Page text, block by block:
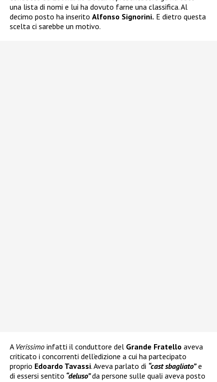
una lista di nomi e lui ha dovuto farne una classifica. Al
decimo posto ha inserito Alfonso Signorini. E dietro questa
scelta ci sarebbe un motivo.
A Verissimo infatti il conduttore del Grande Fratello aveva
criticato i concorrenti dell’edizione a cui ha partecipato
proprio Edoardo Tavassi. Aveva parlato di “cast sbagliato”e
di essersi sentito “deluso”da persone sulle quali aveva posto